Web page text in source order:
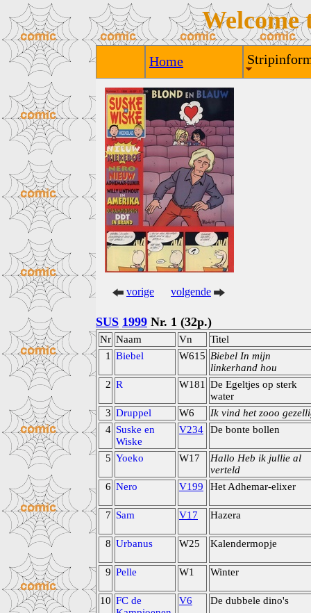
Welcome
Home
vorige volgende
SUS 1999 Nr. 1 (32p.)
Nr Naam Vn
Titel
1
Biebel W615 Biebel In mijn
linkerhand hou
2 R W181
De Egeltjes op sterk
water
3 Druppel W6
Ik vind het zooo
4 Suske en
Wiske
V234 De bonte bollen
5 Yoeko W17
Hallo Heb ik jullie al
verteld
6 Nero V199 Het Adhemar-elixer
7 Sam V17 Hazera
8 Urbanus W25 Kalendermopje
9 Pelle W1 Winter
10 FC de
V6 De dubbele dino's